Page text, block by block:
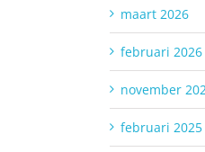
maart 2026
februari 2026
november
februari 2025